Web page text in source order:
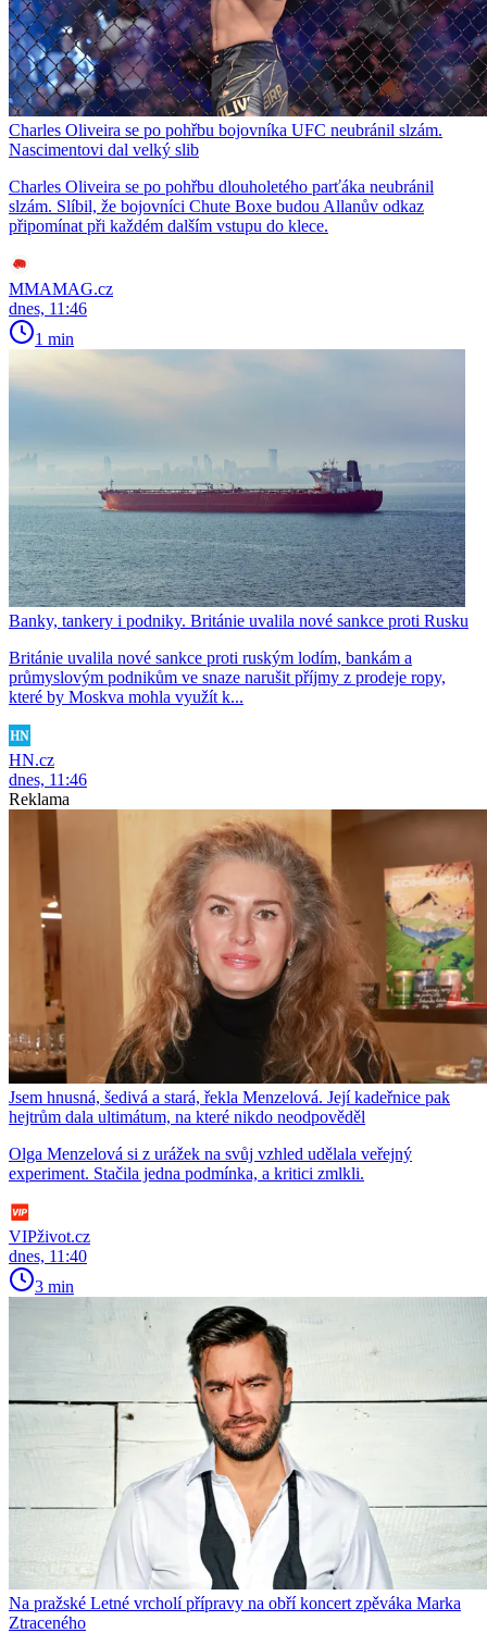
Charles Oliveira se po pohřbu bojovníka UFC neubránil slzám.
Nascimentovi dal velký slib
Charles Oliveira se po pohřbu dlouholetého parťáka neubránil
slzám. Slíbil, že bojovníci Chute Boxe budou Allanův odkaz
připomínat při každém dalším vstupu do klece.
MMAMAG.cz
dnes, 11:46
1 min
Banky, tankery i podniky. Británie uvalila nové sankce proti Rusku
Británie uvalila nové sankce proti ruským lodím, bankám a
průmyslovým podnikům ve snaze narušit příjmy z prodeje ropy,
které by Moskva mohla využít k...
HN.cz
dnes, 11:46
Reklama
Jsem hnusná, šedivá a stará, řekla Menzelová. Její kadeřnice pak
hejtrům dala ultimátum, na které nikdo neodpověděl
Olga Menzelová si z urážek na svůj vzhled udělala veřejný
experiment. Stačila jedna podmínka, a kritici zmlkli.
VIPživot.cz
dnes, 11:40
3 min
Na pražské Letné vrcholí přípravy na obří koncert zpěváka Marka
Ztraceného